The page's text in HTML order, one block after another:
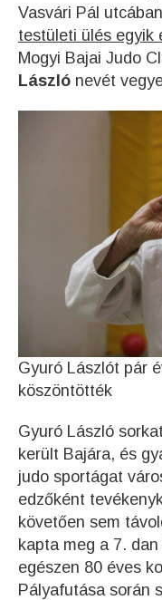
Vasvári Pál
testületi ülés egyik
Mogyi Bajai Judo
László nevét
Gyuró Lászlót pár
köszöntötték
Gyuró László
került Bajára, és
judo sportágat
edzőként
követően sem
kapta meg a 7.
egészen 80 éves
Pályafutása során